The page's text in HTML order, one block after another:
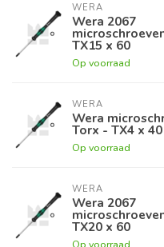
WERA
Wera 2067
TX15 x 60
Op voorraad
WERA
Wera
Torx - TX4 x 40
Op voorraad
WERA
Wera 2067
TX20 x 60
Op voorraad